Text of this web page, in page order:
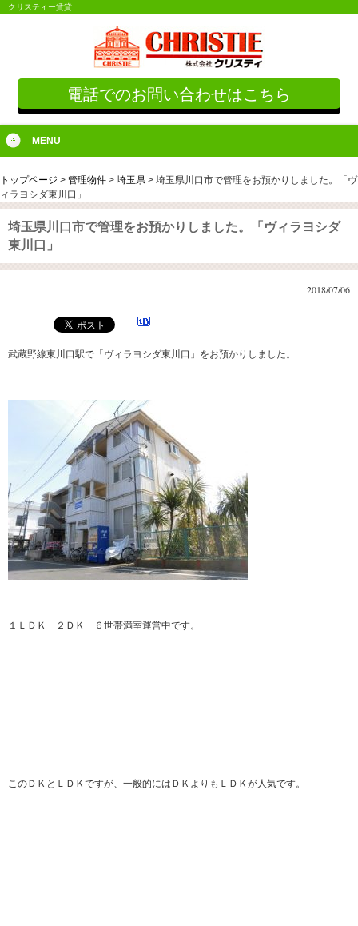
クリスティー賃貸
電話でのお問い合わせはこちら
MENU
トップページ > 管理物件 > 埼玉県 > 埼玉県川口市で管理をお預かりしました。「ヴ
ィラヨシダ東川口」
埼玉県川口市で管理をお預かりしました。「ヴィラヨシダ
東川口」
2018/07/06
武蔵野線東川口駅で「ヴィラヨシダ東川口」をお預かりしました。
１ＬＤＫ ２ＤＫ ６世帯満室運営中です。
このＤＫとＬＤＫですが、一般的にはＤＫよりもＬＤＫが人気です。